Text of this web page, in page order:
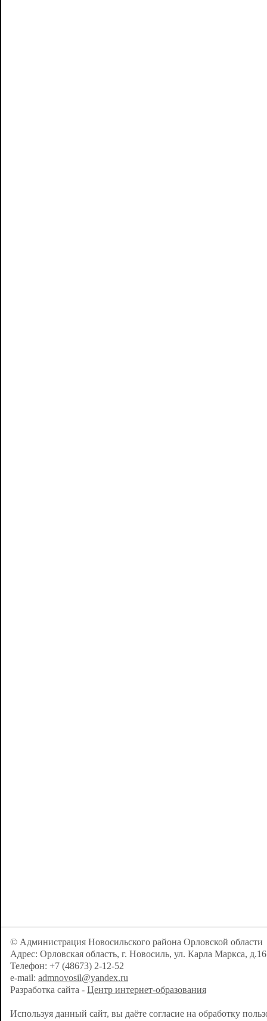
© Администрация Новосильского района Орловской области
Адрес: Орловская область, г. Новосиль, ул. Карла Маркса, д.16
Телефон: +7 (48673) 2-12-52
e-mail: admnovosil@yandex.ru
Разработка сайта - Центр интернет-образования
Используя данный сайт, вы даёте согласие на обработку